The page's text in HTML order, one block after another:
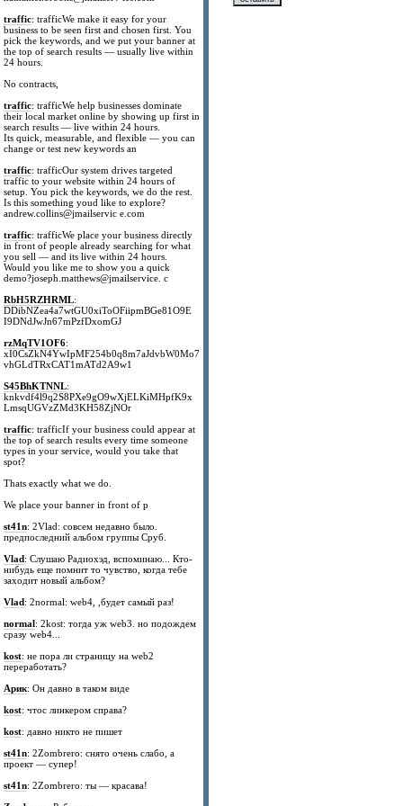
traffic: trafficWe make it easy for your
business to be seen first and chosen first. You
pick the keywords, and we put your banner at
the top of search results — usually live within
24 hours.
No contracts,
traffic: trafficWe help businesses dominate
their local market online by showing up first in
search results — live within 24 hours.
Its quick, measurable, and flexible — you can
change or test new keywords an
traffic: trafficOur system drives targeted
traffic to your website within 24 hours of
setup. You pick the keywords, we do the rest.
Is this something youd like to explore?
andrew.collins@jmailservic e.com
traffic: trafficWe place your business directly
in front of people already searching for what
you sell — and its live within 24 hours.
Would you like me to show you a quick
demo?joseph.matthews@jmailservice. c
RbH5RZHRML:
DDibNZea4a7wtGU0xiToOFiipmBGe81O9E
I9DNdJwJn67mPzfDxomGJ
rzMqTV1OF6:
xI0CsZkN4YwIpMF254b0q8m7aJdvbW0Mo7
vhGLdTRxCAT1mATd2A9w1
S45BhKTNNL:
knkvdf4l9q2S8PXe9gO9wXjELKiMHpfK9x
LmsqUGVzZMd3KH58ZjNOr
traffic: trafficIf your business could appear at
the top of search results every time someone
types in your service, would you take that
spot?
Thats exactly what we do.
We place your banner in front of p
st41n: 2Vlad: совсем недавно было.
предпоследний альбом группы Сруб.
Vlad: Слушаю Радиохэд, вспоминаю... Кто-
нибудь еще помнит то чувство, когда тебе
заходит новый альбом?
Vlad: 2normal: web4, ,будет самый раз!
normal: 2kost: тогда уж web3. но подождем
сразу web4...
kost: не пора ли страницу на web2
переработать?
Арик: Он давно в таком виде
kost: чтос линкером справа?
kost: давно никто не пишет
st41n: 2Zombrero: снято очень слабо, а
проект — супер!
st41n: 2Zombrero: ты — красава!